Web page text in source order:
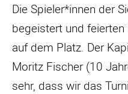
Die Spieler*innen der
begeistert und
auf dem Platz. Der
Moritz Fischer (10
sehr, dass wir das